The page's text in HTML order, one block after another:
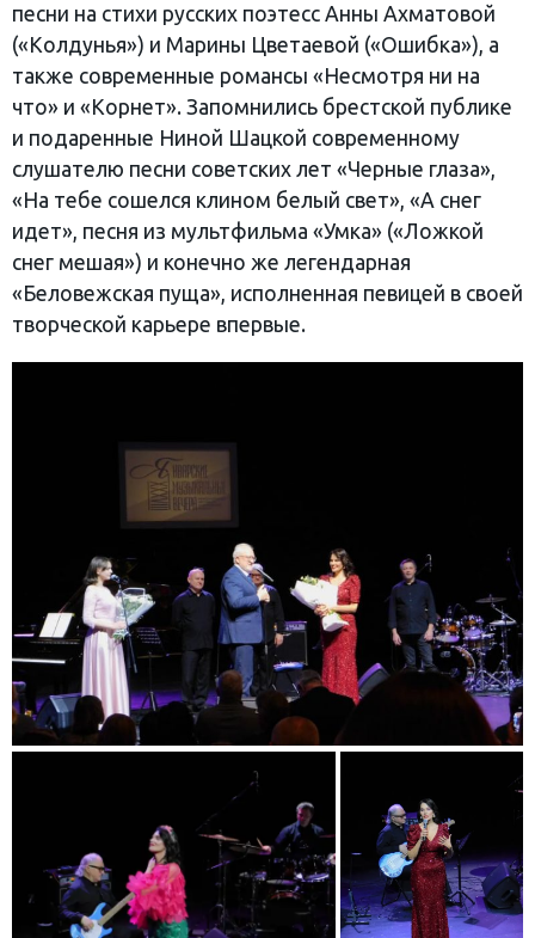
песни на стихи русских поэтесс Анны Ахматовой
(«Колдунья») и Марины Цветаевой («Ошибка»), а
также современные романсы «Несмотря ни на
что» и «Корнет». Запомнились брестской публике
и подаренные Ниной Шацкой современному
слушателю песни советских лет «Черные глаза»,
«На тебе сошелся клином белый свет», «А снег
идет», песня из мультфильма «Умка» («Ложкой
снег мешая») и конечно же легендарная
«Беловежская пуща», исполненная певицей в своей
творческой карьере впервые.